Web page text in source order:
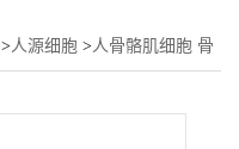
>人源细胞 >人骨骼肌细胞 骨